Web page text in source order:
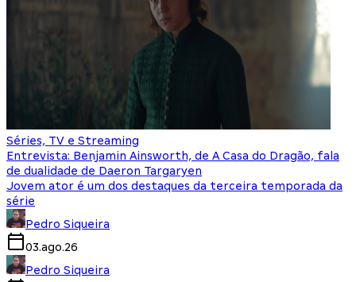
Séries, TV e Streaming
Entrevista: Benjamin Ainsworth, de A Casa do Dragão, fala
de dualidade de Daeron Targaryen
Jovem ator é um dos destaques da terceira temporada da
série
Pedro Siqueira
03.ago.26
Pedro Siqueira